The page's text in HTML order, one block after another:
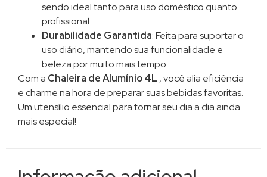
sendo ideal tanto para uso doméstico quanto
profissional.
Durabilidade Garantida: Feita para suportar o
uso diário, mantendo sua funcionalidade e
beleza por muito mais tempo.
Com a Chaleira de Alumínio 4L, você alia eficiência
e charme na hora de preparar suas bebidas favoritas.
Um utensílio essencial para tornar seu dia a dia ainda
mais especial!